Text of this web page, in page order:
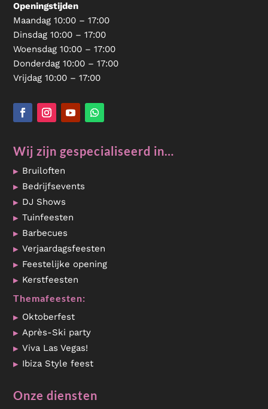
Openingstijden
Maandag 10:00 – 17:00
Dinsdag 10:00 – 17:00
Woensdag 10:00 – 17:00
Donderdag 10:00 – 17:00
Vrijdag 10:00 – 17:00
Wij zijn gespecialiseerd in…
Bruiloften
Bedrijfsevents
DJ Shows
Tuinfeesten
Barbecues
Verjaardagsfeesten
Feestelijke opening
Kerstfeesten
Themafeesten:
Oktoberfest
Après-Ski party
Viva Las Vegas!
Ibiza Style feest
Onze diensten